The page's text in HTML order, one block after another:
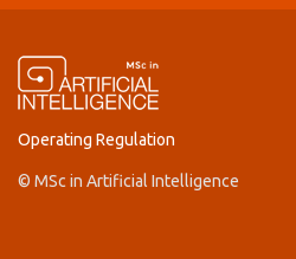
Operating Regulation
© MSc in Artificial Intelligence